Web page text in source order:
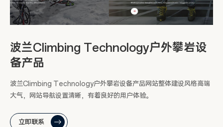
波兰Climbing Technology户外攀岩设
备产品
波兰Climbing Technology户外攀岩设备产品网站整体建设风格高端
大气，网站导航设置清晰，有着良好的用户体验。
立即联系